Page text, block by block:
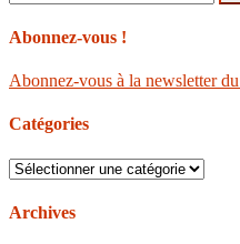
Abonnez-vous !
Abonnez-vous à la newsletter
Catégories
Catégories
Archives